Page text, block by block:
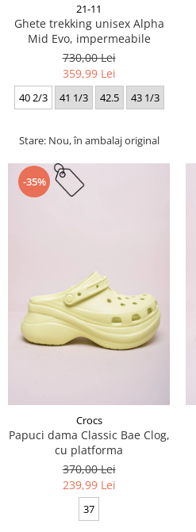
21-11
Ghete trekking unisex Alpha
Mid Evo, impermeabile
730,00 Lei
359,99 Lei
40 2/3 41 1/3 42.5 43 1/3
Stare: Nou, în ambalaj original
-35%
Crocs
Papuci dama Classic Bae Clog,
cu platforma
370,00 Lei
239,99 Lei
37